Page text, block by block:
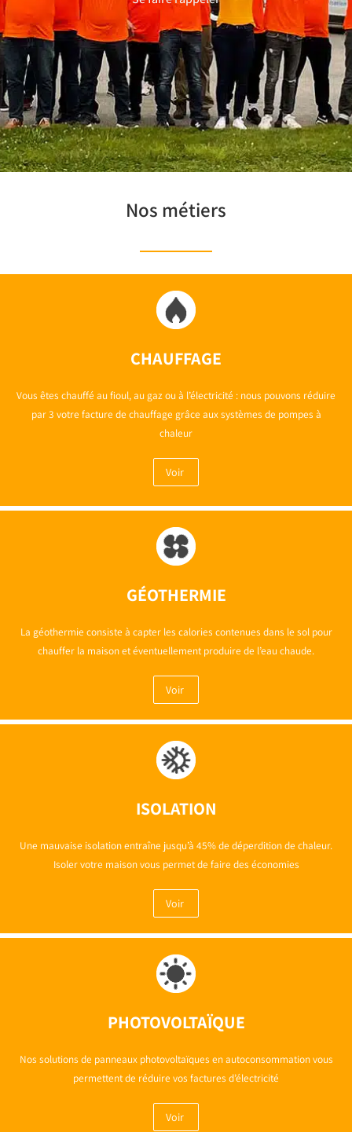
Nos métiers
CHAUFFAGE
Vous êtes chauffé au fioul, au gaz ou à l’électricité : nous pouvons réduire
par 3 votre facture de chauffage grâce aux systèmes de pompes à
chaleur
Voir
GÉOTHERMIE
La géothermie consiste à capter les calories contenues dans le sol pour
chauffer la maison et éventuellement produire de l’eau chaude.
Voir
ISOLATION
Une mauvaise isolation entraîne jusqu’à 45% de déperdition de chaleur.
Isoler votre maison vous permet de faire des économies
Voir
PHOTOVOLTAÏQUE
Nos solutions de panneaux photovoltaïques en autoconsommation vous
permettent de réduire vos factures d’électricité
Voir